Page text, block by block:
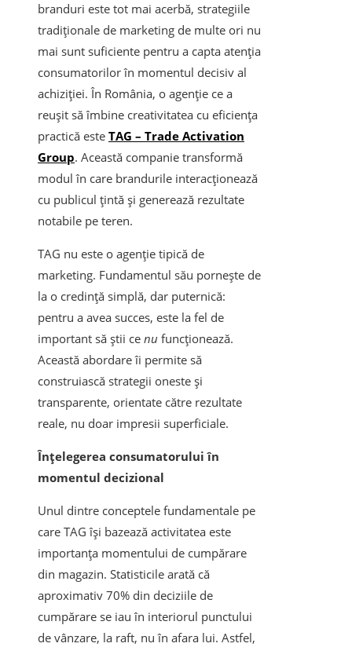
branduri este tot mai acerbă, strategiile
tradiționale de marketing de multe ori nu
mai sunt suficiente pentru a capta atenția
consumatorilor în momentul decisiv al
achiziției. În România, o agenție ce a
reușit să îmbine creativitatea cu eficiența
practică este TAG – Trade Activation
Group. Această companie transformă
modul în care brandurile interacționează
cu publicul țintă și generează rezultate
notabile pe teren.
TAG nu este o agenție tipică de
marketing. Fundamentul său pornește de
la o credință simplă, dar puternică:
pentru a avea succes, este la fel de
important să știi ce nu funcționează.
Această abordare îi permite să
construiască strategii oneste și
transparente, orientate către rezultate
reale, nu doar impresii superficiale.
Înțelegerea consumatorului în
momentul decizional
Unul dintre conceptele fundamentale pe
care TAG își bazează activitatea este
importanța momentului de cumpărare
din magazin. Statisticile arată că
aproximativ 70% din deciziile de
cumpărare se iau în interiorul punctului
de vânzare, la raft, nu în afara lui. Astfel,